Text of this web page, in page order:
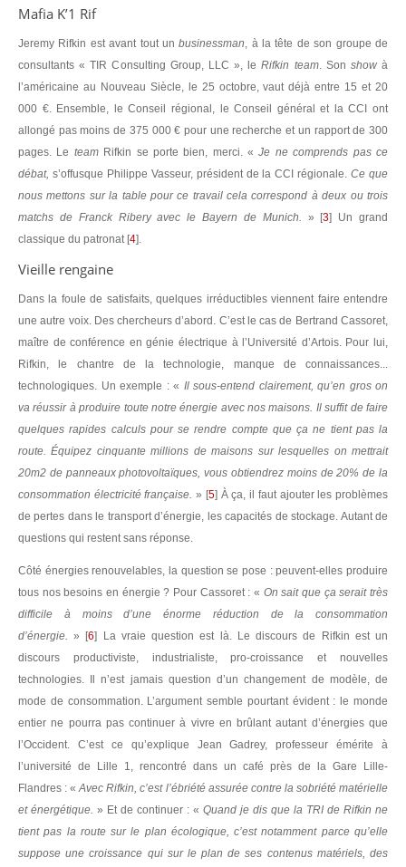
Mafia K’1 Rif
Jeremy Rifkin est avant tout unbusinessman, à la tête de son groupe de
consultants « TIR Consulting Group, LLC », leRifkin team. Son showà
l’américaine au Nouveau Siècle, le 25 octobre, vaut déjà entre 15 et 20
000 €. Ensemble, le Conseil régional, le Conseil général et la CCI ont
allongé pas moins de 375 000 € pour une recherche et un rapport de 300
pages. Le teamRifkin se porte bien, merci. «Je ne comprends pas ce
débat, s’offusque Philippe Vasseur, président de la CCI régionale.Ce que
nous mettons sur la table pour ce travail cela correspond à deux ou trois
matchs de Franck Ribery avec le Bayern de Munich. » [3] Un grand
classique du patronat[4].
Vieille rengaine
Dans la foule de satisfaits, quelques irréductibles viennent faire entendre
une autre voix. Des chercheurs d’abord. C’est le cas de Bertrand Cassoret,
maître de conférence en génie électrique à l’Université d’Artois. Pour lui,
Rifkin, le chantre de la technologie, manque de connaissances...
technologiques. Un exemple : « Il sous-entend clairement, qu’en gros on
va réussir à produire toute notre énergie avec nos maisons. Il suffit de faire
quelques rapides calculs pour se rendre compte que ça ne tient pas la
route. Équipez cinquante millions de maisons sur lesquelles on mettrait
20m2 de panneaux photovoltaïques, vous obtiendrez moins de 20% de la
consommation électricité française. » [5] À ça, il faut ajouter les problèmes
de pertes dans le transport d’énergie, les capacités de stockage. Autant de
questions qui restent sans réponse.
Côté énergies renouvelables, la question se pose : peuvent-elles produire
tous nos besoins en énergie ? Pour Cassoret : « On sait que ça serait très
difficile à moins d’une énorme réduction de la consommation
d’énergie. » [6]
La vraie question est là. Le discours de Rifkin est un
discours productiviste, industrialiste, pro-croissance et nouvelles
technologies. Il n’est jamais question d’un changement de modèle, de
mode de consommation. L’argument semble pourtant évident : le monde
entier ne pourra pas continuer à vivre en brûlant autant d’énergies que
l’Occident. C’est ce qu’explique Jean Gadrey, professeur émérite à
l’université de Lille 1, rencontré dans un café près de la Gare Lille-
Flandres : «Avec Rifkin, c’est l’ébriété assurée contre la sobriété matérielle
et énergétique. » Et de continuer : « Quand je dis que la TRI de Rifkin ne
tient pas la route sur le plan écologique, c’est notamment parce qu’elle
suppose une croissance qui sur le plan de ses contenus matériels, des